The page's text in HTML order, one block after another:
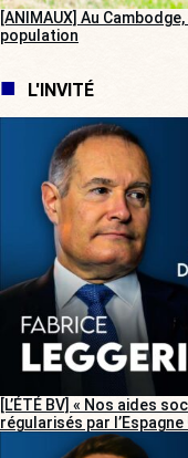
[ANIMAUX] Au
population
L'INVITÉ
[L’ÉTÉ BV] « Nos aides
régularisés par l’Espagne